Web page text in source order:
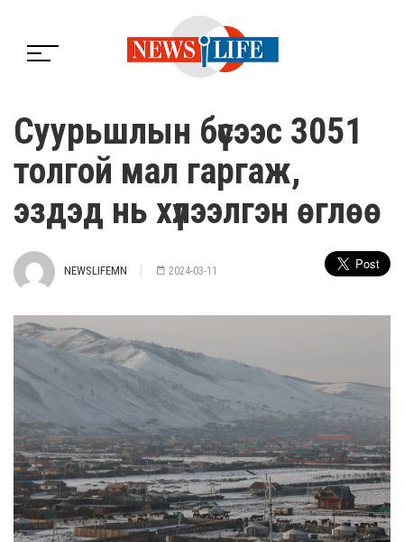
Суурьшлын бүсээс 3051
толгой мал гаргаж,
эздэд нь хүлээлгэн өглөө
NEWSLIFEMN 2024-03-11